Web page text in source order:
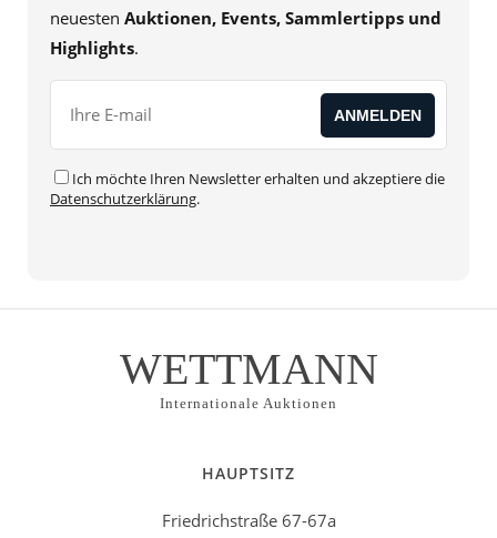
neuesten Auktionen, Events, Sammlertipps und
Highlights.
Ich möchte Ihren Newsletter erhalten und akzeptiere die
Datenschutzerklärung.
WETTMANN
Internationale Auktionen
HAUPTSITZ
Friedrichstraße 67-67a